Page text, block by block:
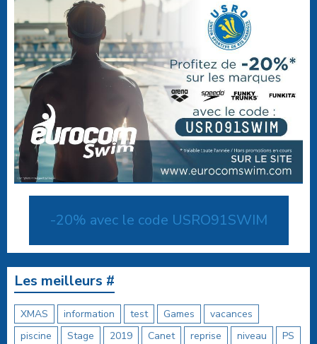
-20% avec le code USRO91SWIM
Les meilleurs #
XMAS information test Games
vacances
piscine
Stage 2019 Canet reprise niveau PS